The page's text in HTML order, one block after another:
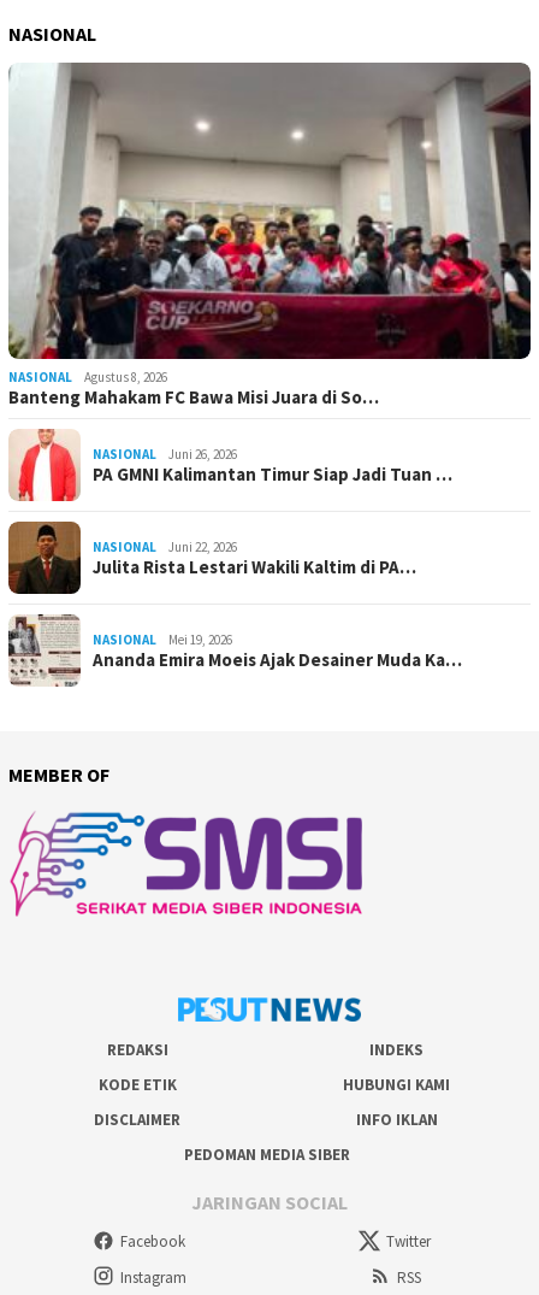
NASIONAL
NASIONAL Agustus 8, 2026
Banteng Mahakam FC Bawa Misi Juara di So…
NASIONAL Juni 26, 2026
PA GMNI Kalimantan Timur Siap Jadi Tuan …
NASIONAL Juni 22, 2026
Julita Rista Lestari Wakili Kaltim di PA…
NASIONAL Mei 19, 2026
Ananda Emira Moeis Ajak Desainer Muda Ka…
MEMBER OF
REDAKSI
INDEKS
KODE ETIK
HUBUNGI KAMI
DISCLAIMER
INFO IKLAN
PEDOMAN MEDIA SIBER
JARINGAN SOCIAL
Facebook
Twitter
Instagram
RSS